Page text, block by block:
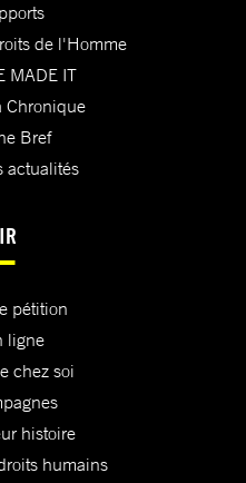
de l'Homme
MADE IT
Chronique
Bref
actualités
pétition
ligne
chez soi
histoire
humains